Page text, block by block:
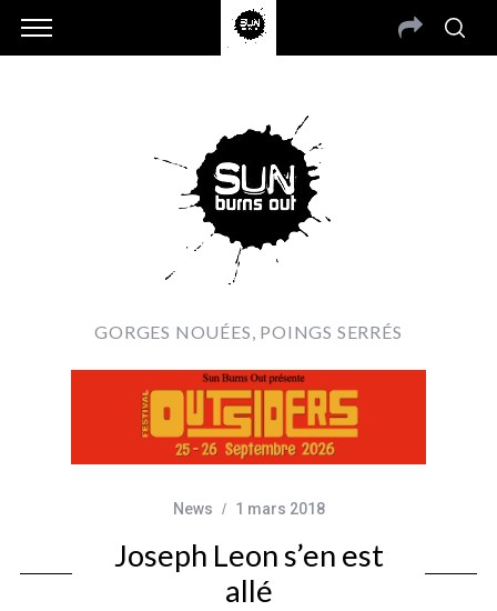
GORGES NOUÉES, POINGS SERRÉS
News 1 mars 2018
Joseph Leon s’en est
allé